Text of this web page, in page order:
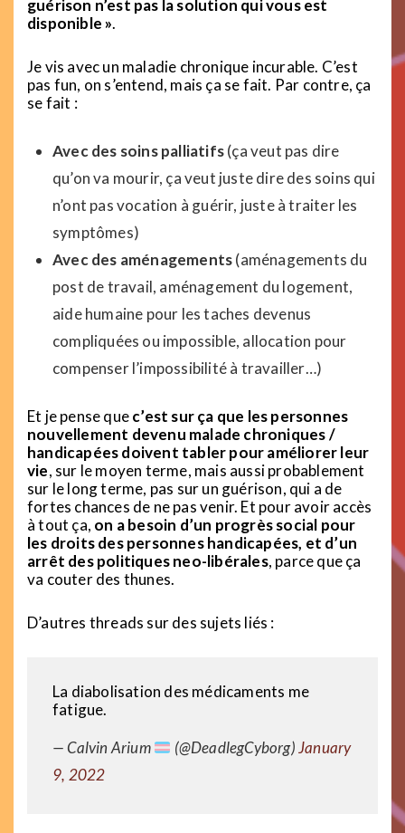
guérison n’est pas la solution qui vous est
disponible ».
Je vis avec un maladie chronique incurable. C’est
pas fun, on s’entend, mais ça se fait. Par contre, ça
se fait :
Avec des soins palliatifs(ça veut pas dire
qu’on va mourir, ça veut juste dire des soins qui
n’ont pas vocation à guérir, juste à traiter les
symptômes)
Avec des aménagements(aménagements du
post de travail, aménagement du logement,
aide humaine pour les taches devenus
compliquées ou impossible, allocation pour
compenser l’impossibilité à travailler…)
Et je pense quec’est sur ça que les personnes
nouvellement devenu malade chroniques /
handicapées doivent tabler pour améliorer leur
vie, sur le moyen terme, mais aussi probablement
sur le long terme, pas sur un guérison, qui a de
fortes chances de ne pas venir. Et pour avoir accès
à tout ça, on a besoin d’un progrès social pour
les droits des personnes handicapées, et d’un
arrêt des politiques neo-libérales, parce que ça
va couter des thunes.
D’autres threads sur des sujets liés :
La diabolisation des médicaments me
fatigue.
— Calvin Arium
(@DeadlegCyborg)January
9, 2022